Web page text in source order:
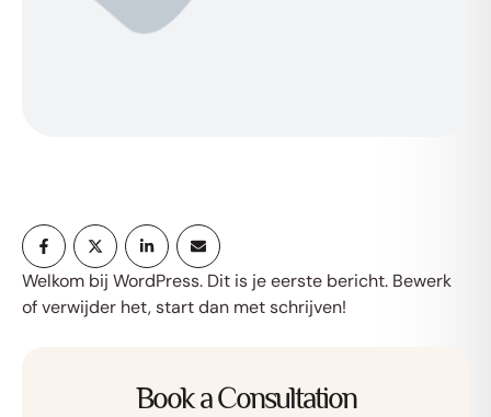
Welkom bij WordPress. Dit is je eerste bericht. Bewerk
of verwijder het, start dan met schrijven!
Book a Consultation